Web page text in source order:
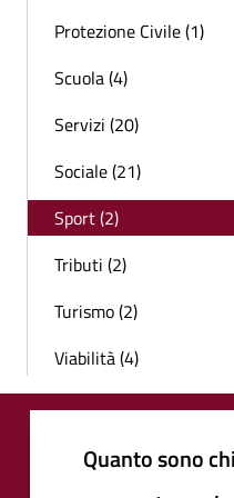
Protezione Civile (1)
Scuola (4)
Servizi (20)
Sociale (21)
Sport (2)
Tributi (2)
Turismo (2)
Viabilità (4)
Quanto sono